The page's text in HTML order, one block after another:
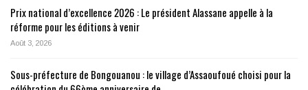
Prix national d’excellence 2026 : Le président Alassane appelle à la
réforme pour les éditions à venir
Août 3, 2026
Sous-préfecture de Bongouanou : le village d’Assaoufoué choisi pour la